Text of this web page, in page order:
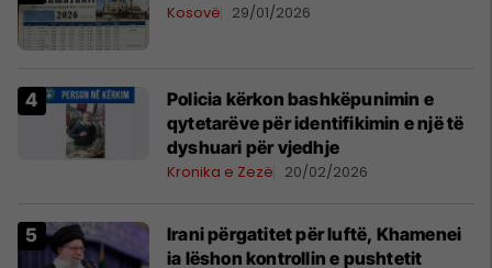
Kosovë 29/01/2026
Policia kërkon bashkëpunimin e
qytetarëve për identifikimin e një të
dyshuari për vjedhje
Kronika e Zezë 20/02/2026
Irani përgatitet për luftë, Khamenei
ia lëshon kontrollin e pushtetit